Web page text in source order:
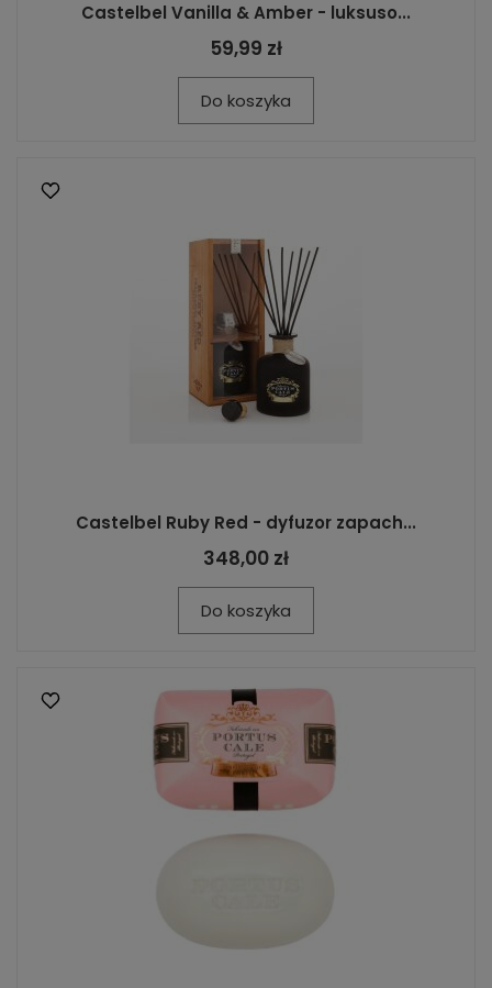
Castelbel Vanilla & Amber - luksuso...
59,99 zł
Do koszyka
Castelbel Ruby Red - dyfuzor zapach...
348,00 zł
Do koszyka